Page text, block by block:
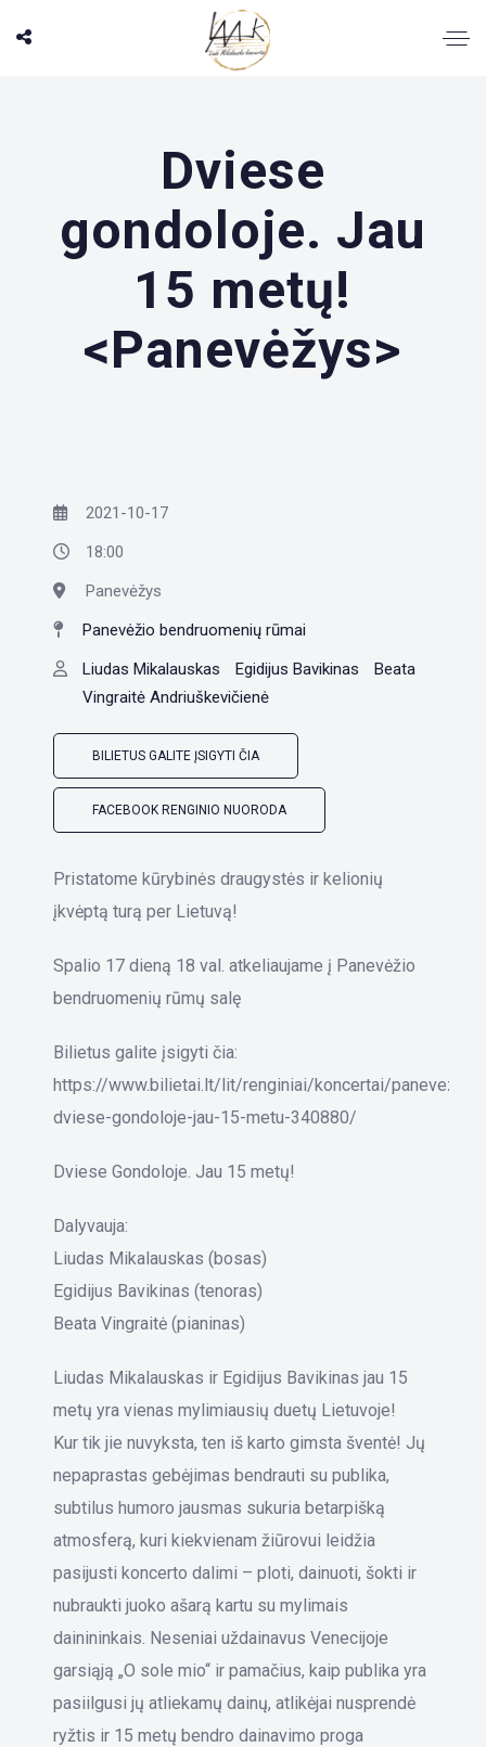
Dviese
gondoloje. Jau
15 metų!
<Panevėžys>
2021-10-17
18:00
Panevėžys
Panevėžio bendruomenių rūmai
Liudas Mikalauskas
Egidijus Bavikinas
Beata
Vingraitė Andriuškevičienė
BILIETUS GALITE ĮSIGYTI ČIA
FACEBOOK RENGINIO NUORODA
Pristatome kūrybinės draugystės ir kelionių
įkvėptą turą per Lietuvą!
Spalio 17 dieną 18 val. atkeliaujame į Panevėžio
bendruomenių rūmų salę
Bilietus galite įsigyti čia:
https://www.bilietai.lt/lit/renginiai/koncertai/panevezys-
dviese-gondoloje-jau-15-metu-340880/
Dviese Gondoloje. Jau 15 metų!
Dalyvauja:
Liudas Mikalauskas (bosas)
Egidijus Bavikinas (tenoras)
Beata Vingraitė (pianinas)
Liudas Mikalauskas ir Egidijus Bavikinas jau 15
metų yra vienas mylimiausių duetų Lietuvoje!
Kur tik jie nuvyksta, ten iš karto gimsta šventė! Jų
nepaprastas gebėjimas bendrauti su publika,
subtilus humoro jausmas sukuria betarpišką
atmosferą, kuri kiekvienam žiūrovui leidžia
pasijusti koncerto dalimi – ploti, dainuoti, šokti ir
nubraukti juoko ašarą kartu su mylimais
dainininkais. Neseniai uždainavus Venecijoje
garsiąją „O sole mio“ ir pamačius, kaip publika yra
pasiilgusi jų atliekamų dainų, atlikėjai nusprendė
ryžtis ir 15 metų bendro dainavimo proga